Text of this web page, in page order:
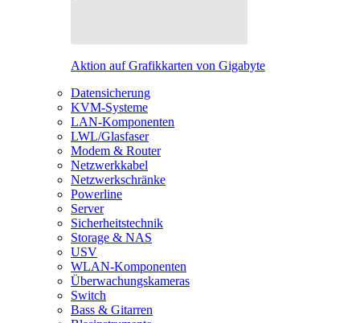
Aktion auf Grafikkarten von Gigabyte
Datensicherung
KVM-Systeme
LAN-Komponenten
LWL/Glasfaser
Modem & Router
Netzwerkkabel
Netzwerkschränke
Powerline
Server
Sicherheitstechnik
Storage & NAS
USV
WLAN-Komponenten
Überwachungskameras
Switch
Bass & Gitarren